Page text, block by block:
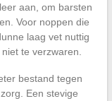
aan, om barsten
Voor noppen die
laag vet nuttig
te verzwaren.
bestand tegen
Een stevige